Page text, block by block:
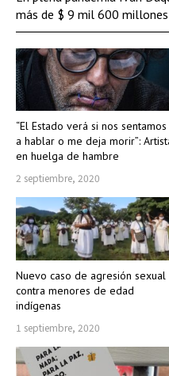
“El Estado verá si nos sentamos
a hablar o me deja morir”:
en huelga de hambre
2 septiembre, 2020
Nuevo caso de agresión sexual
contra menores de edad
indígenas
1 septiembre, 2020
más de $ 9 mil 600 millones